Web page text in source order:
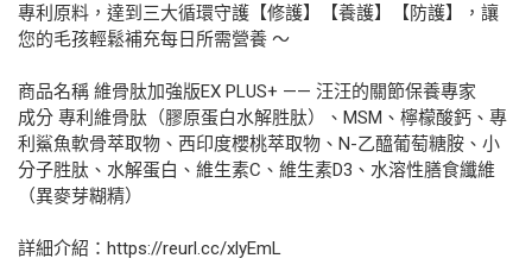
專利原料，達到三大循環守護【修護】【養護】【防護】，讓
您的毛孩輕鬆補充每日所需營養 ～
商品名稱 維骨肽加強版EX PLUS+ —— 汪汪的關節保養專家
成分 專利維骨肽（膠原蛋白水解胜肽）、MSM、檸檬酸鈣、專
利鯊魚軟骨萃取物、西印度櫻桃萃取物、N-乙醯葡萄糖胺、小
分子胜肽、水解蛋白、維生素C、維生素D3、水溶性膳食纖維
（異麥芽糊精）
詳細介紹：https://reurl.cc/xlyEmL